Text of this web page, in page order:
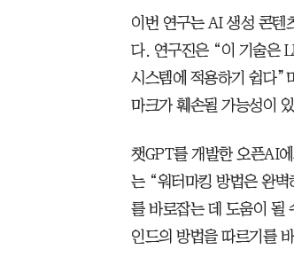
이번 연구는 AI 생성 콘텐
다. 연구진은 “이 기술은
시스템에 적용하기 쉽다”
마크가 훼손될 가능성이
챗GPT를 개발한 오픈AI
는 “워터마킹 방법은 완
를 바로잡는 데 도움이 될
인드의 방법을 따르기를